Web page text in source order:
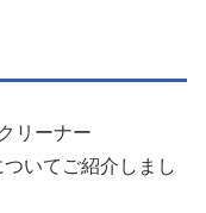
リーナー
いてご紹介しまし